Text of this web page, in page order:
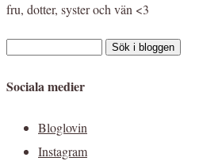
fru, dotter, syster och vän <3
Sociala medier
Bloglovin
Instagram